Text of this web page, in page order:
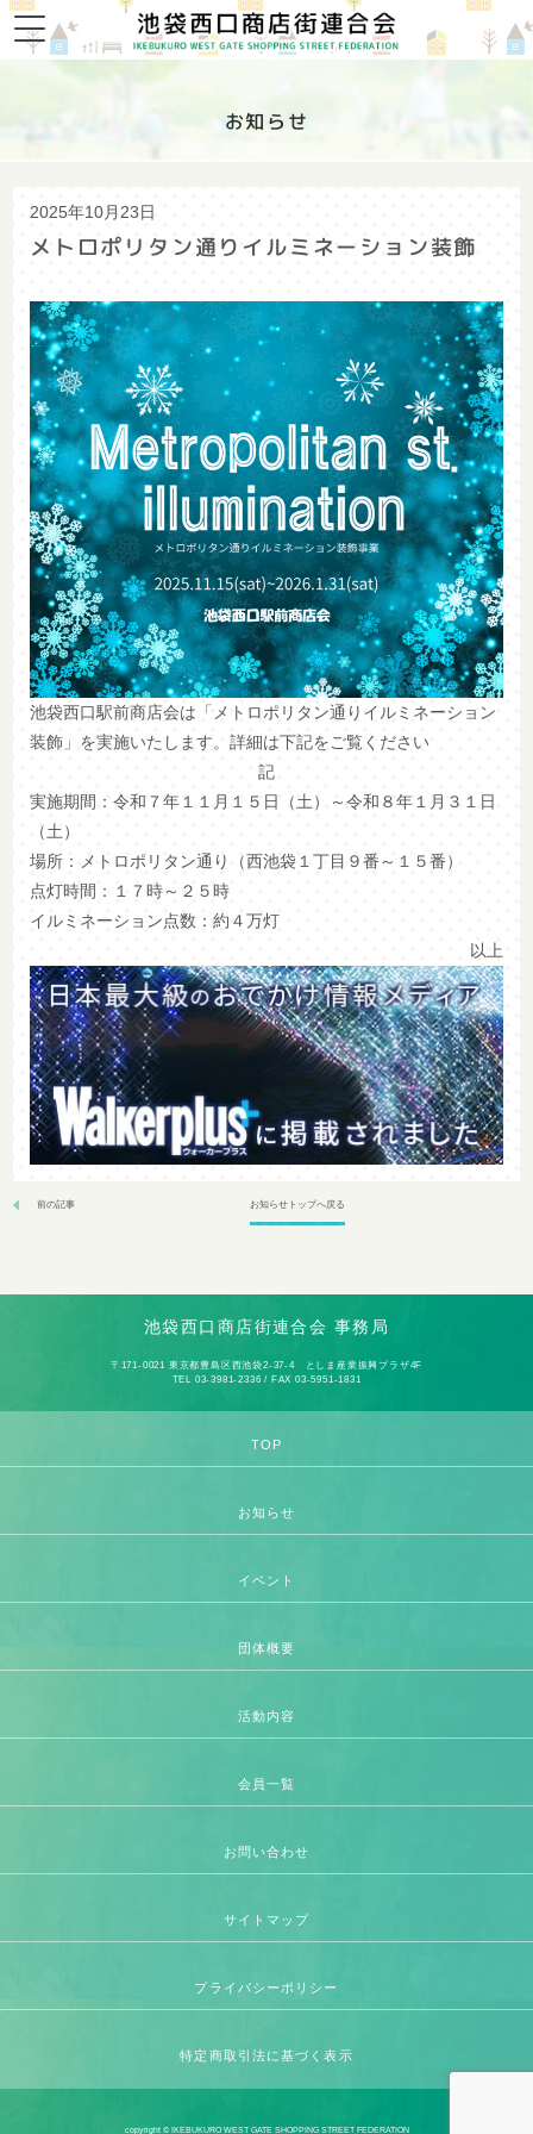
お知らせ
2025年10月23日
メトロポリタン通りイルミネーション装飾
池袋西口駅前商店会は「メトロポリタン通りイルミネーション
装飾」を実施いたします。詳細は下記をご覧ください
記
実施期間：令和７年１１月１５日（土）～令和８年１月３１日
（土）
場所：メトロポリタン通り（西池袋１丁目９番～１５番）
点灯時間：１７時～２５時
イルミネーション点数：約４万灯
以上
前の記事 お知らせトップへ戻る
池袋西口商店街連合会 事務局
〒171-0021 東京都豊島区西池袋2-37-4 としま産業振興プラザ4F
TEL 03-3981-2336 / FAX 03-5951-1831
TOP
お知らせ
イベント
団体概要
活動内容
会員一覧
お問い合わせ
サイトマップ
プライバシーポリシー
特定商取引法に基づく表示
copyright © IKEBUKURO WEST GATE SHOPPING STREET FEDERATION